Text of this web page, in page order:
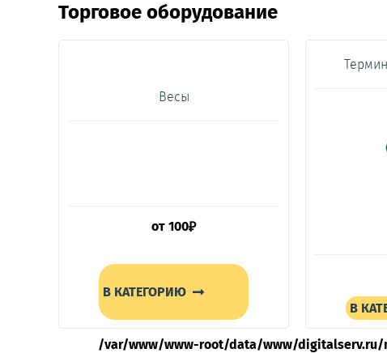
Торговое оборудование
Весы
от 100₽
В КАТЕГОРИЮ
В
/var/www/www-root/data/www/